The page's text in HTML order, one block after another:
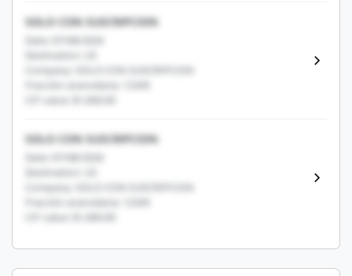
SOLO CON SUSCRIPCION
Date: 07/08/2026
Destination: US
Company: SOLO CON SUSCRIPCION
Fracción arancelaria: 12345
CIF value: $1,000.00
SOLO CON SUSCRIPCION
Date: 07/08/2026
Destination: US
Company: SOLO CON SUSCRIPCION
Fracción arancelaria: 12345
CIF value: $1,000.00